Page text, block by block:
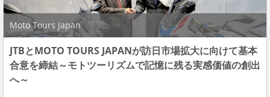
Moto Tours Japan
JTBとMOTO TOURS JAPANが訪日市場拡大に向けて基本
合意を締結～モトツーリズムで記憶に残る実感価値の創出
へ～